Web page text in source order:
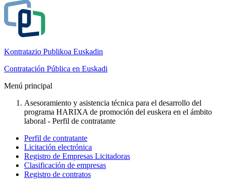
Kontratazio Publikoa Euskadin
Contratación Pública en Euskadi
Menú principal
Asesoramiento y asistencia técnica para el desarrollo del
programa HARIXA de promoción del euskera en el ámbito
laboral - Perfil de contratante
Perfil de contratante
Licitación electrónica
Registro de Empresas Licitadoras
Clasificación de empresas
Registro de contratos